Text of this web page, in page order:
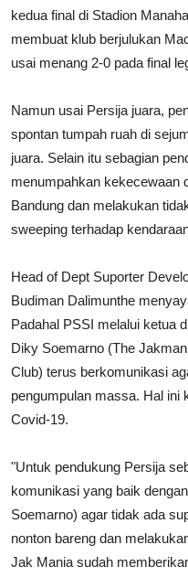
kedua final di Stadion
membuat klub berjulukan
usai menang 2-0 pada final
Namun usai Persija juara,
spontan tumpah ruah di
juara. Selain itu sebagian
menumpahkan kekecewaan
Bandung dan melakukan
sweeping terhadap
Head of Dept Suporter
Budiman Dalimunthe
Padahal PSSI melalui ketua
Diky Soemarno (The
Club) terus berkomunikasi
pengumpulan massa. Hal ini
Covid-19.
"Untuk pendukung Persija
komunikasi yang baik
Soemarno) agar tidak ada
nonton bareng dan
Jak Mania sudah